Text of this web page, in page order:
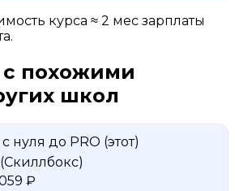
курса ≈ 2 мес зарплаты
похожими
школ
нуля до PRO (этот)
₽